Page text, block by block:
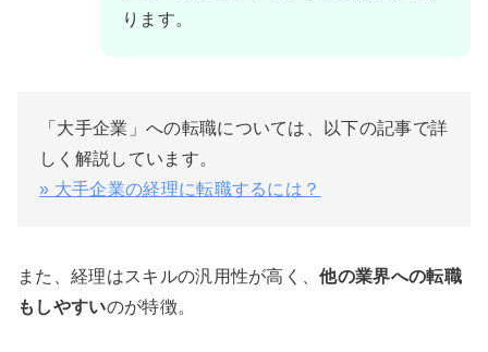
ります。
「大手企業」への転職については、以下の記事で詳
しく解説しています。
» 大手企業の経理に転職するには？
また、経理はスキルの汎用性が高く、他の業界への転職
もしやすいのが特徴。